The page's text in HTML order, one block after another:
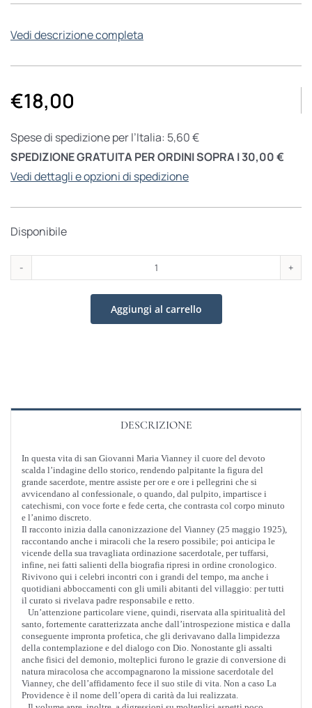
Vedi descrizione completa
€18,00
Spese di spedizione per l’Italia: 5,60 €
SPEDIZIONE GRATUITA PER ORDINI SOPRA I 30,00 €
Vedi dettagli e opzioni di spedizione
Disponibile
Allora
non
è
Aggiungi al carrello
DESCRIZIONE
In questa vita di san Giovanni Maria Vianney il cuore del devoto
scalda l’indagine dello storico, rendendo palpitante la figura del
grande sacerdote, mentre assiste per ore e ore i pellegrini che si
avvicendano al confessionale, o quando, dal pulpito, impartisce i
catechismi, con voce forte e fede certa, che contrasta col corpo minuto
e l’animo discreto.
Il racconto inizia dalla canonizzazione del Vianney (25 maggio 1925),
raccontando anche i miracoli che la resero possibile; poi anticipa le
vicende della sua travagliata ordinazione sacerdotale, per tuffarsi,
infine, nei fatti salienti della biografia ripresi in ordine cronologico.
Rivivono qui i celebri incontri con i grandi del tempo, ma anche i
quotidiani abboccamenti con gli umili abitanti del villaggio: per tutti
il curato si rivelava padre responsabile e retto.
Un’attenzione particolare viene, quindi, riservata alla spiritualità del
santo, fortemente caratterizzata anche dall’introspezione mistica e dalla
conseguente impronta profetica, che gli derivavano dalla limpidezza
della contemplazione e del dialogo con Dio. Nonostante gli assalti
anche fisici del demonio, molteplici furono le grazie di conversione di
natura miracolosa che accompagnarono la missione sacerdotale del
Vianney, che dell’affidamento fece il suo stile di vita. Non a caso La
Providence è il nome dell’opera di carità da lui realizzata.